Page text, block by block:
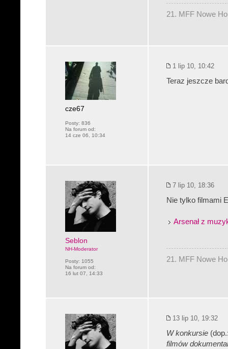
21. MFF Nowe
cze67
Posty: 836
Na forum od:
14 cze 06, 10:34
1 lip 10, 10:42
Teraz jeszcze
Seblon
NH-Moderator
Posty: 1055
Na forum od:
16 lut 07, 14:33
7 lip 10, 18:36
Nie tylko filmami
Arsenał z
21. MFF Nowe
13 lip 10, 19:32
W konkursie
filmów